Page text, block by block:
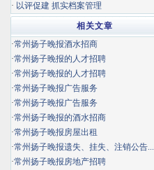
· 以评促建 抓实档案管理
相关文章
·常州扬子晚报酒水招商
·常州扬子晚报的人才招聘
·常州扬子晚报的人才招聘
·常州扬子晚报广告服务
·常州扬子晚报广告服务
·常州扬子晚报的酒水招商
·常州扬子晚报房屋出租
·常州扬子晚报遗失、挂失、注销公告...
·常州扬子晚报房地产招聘